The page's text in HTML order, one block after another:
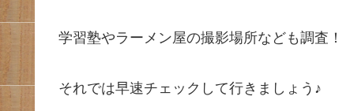
学習塾やラーメン屋の撮影場所なども調査！
それでは早速チェックして行きましょう♪